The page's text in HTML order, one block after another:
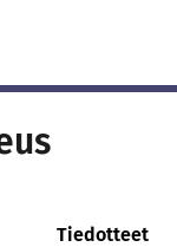
Tiedotteet